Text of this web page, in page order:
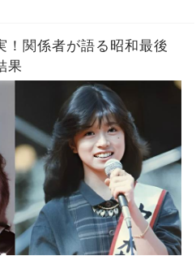
！関係者が語る昭和最後
果